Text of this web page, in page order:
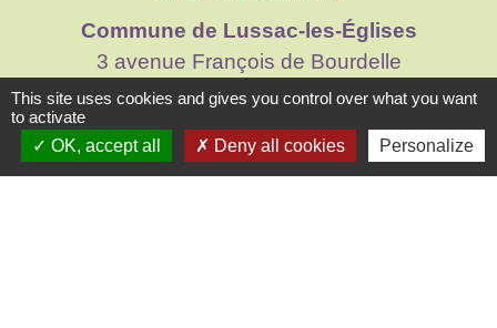
Commune de Lussac-les-Églises
3 avenue François de Bourdelle
87360 Lussac-les-Églises - FRANCE
This site uses cookies and gives you control over what you want
to activate
OK, accept all
Deny all cookies Personalize